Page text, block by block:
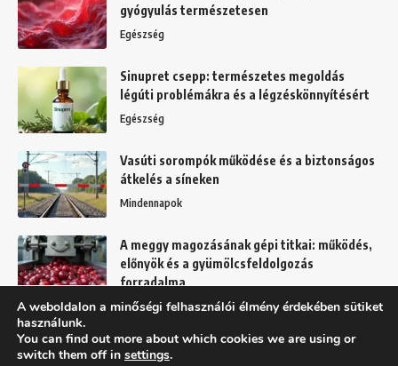
gyógyulás természetesen
Egészség
Sinupret csepp: természetes megoldás
légúti problémákra és a légzéskönnyítésért
Egészség
Vasúti sorompók működése és a biztonságos
átkelés a síneken
Mindennapok
A meggy magozásának gépi titkai: működés,
előnyök és a gyümölcsfeldolgozás
forradalma
Kert
A weboldalon a minőségi felhasználói élmény érdekében sütiket
használunk.
You can find out more about which cookies we are using or
switch them off in settings.